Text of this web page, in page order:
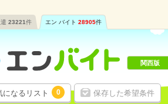
23221件 エン バイト 28905件
になるリスト 0 保存した希望条件
関西版